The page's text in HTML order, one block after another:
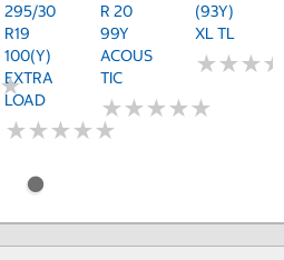
★
★
295/30
R19
100(Y)
EXTRA
LOAD
★★★★★
★★★★★
R 20
99Y
ACOUS
TIC
★★★★★
★★★★★
(93Y)
XL TL
★★★
★★★